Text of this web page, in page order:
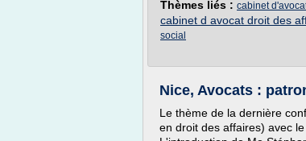
Thèmes liés : cabinet
cabinet d avocat droit des
social
Nice, Avocats :
Le thème de la dernière
en droit des affaires) avec